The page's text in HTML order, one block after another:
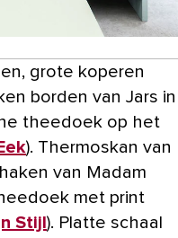
grote koperen
borden van Jars in
theedoek op het
). Thermoskan van
van Madam
met print
Stijl ). Platte schaal